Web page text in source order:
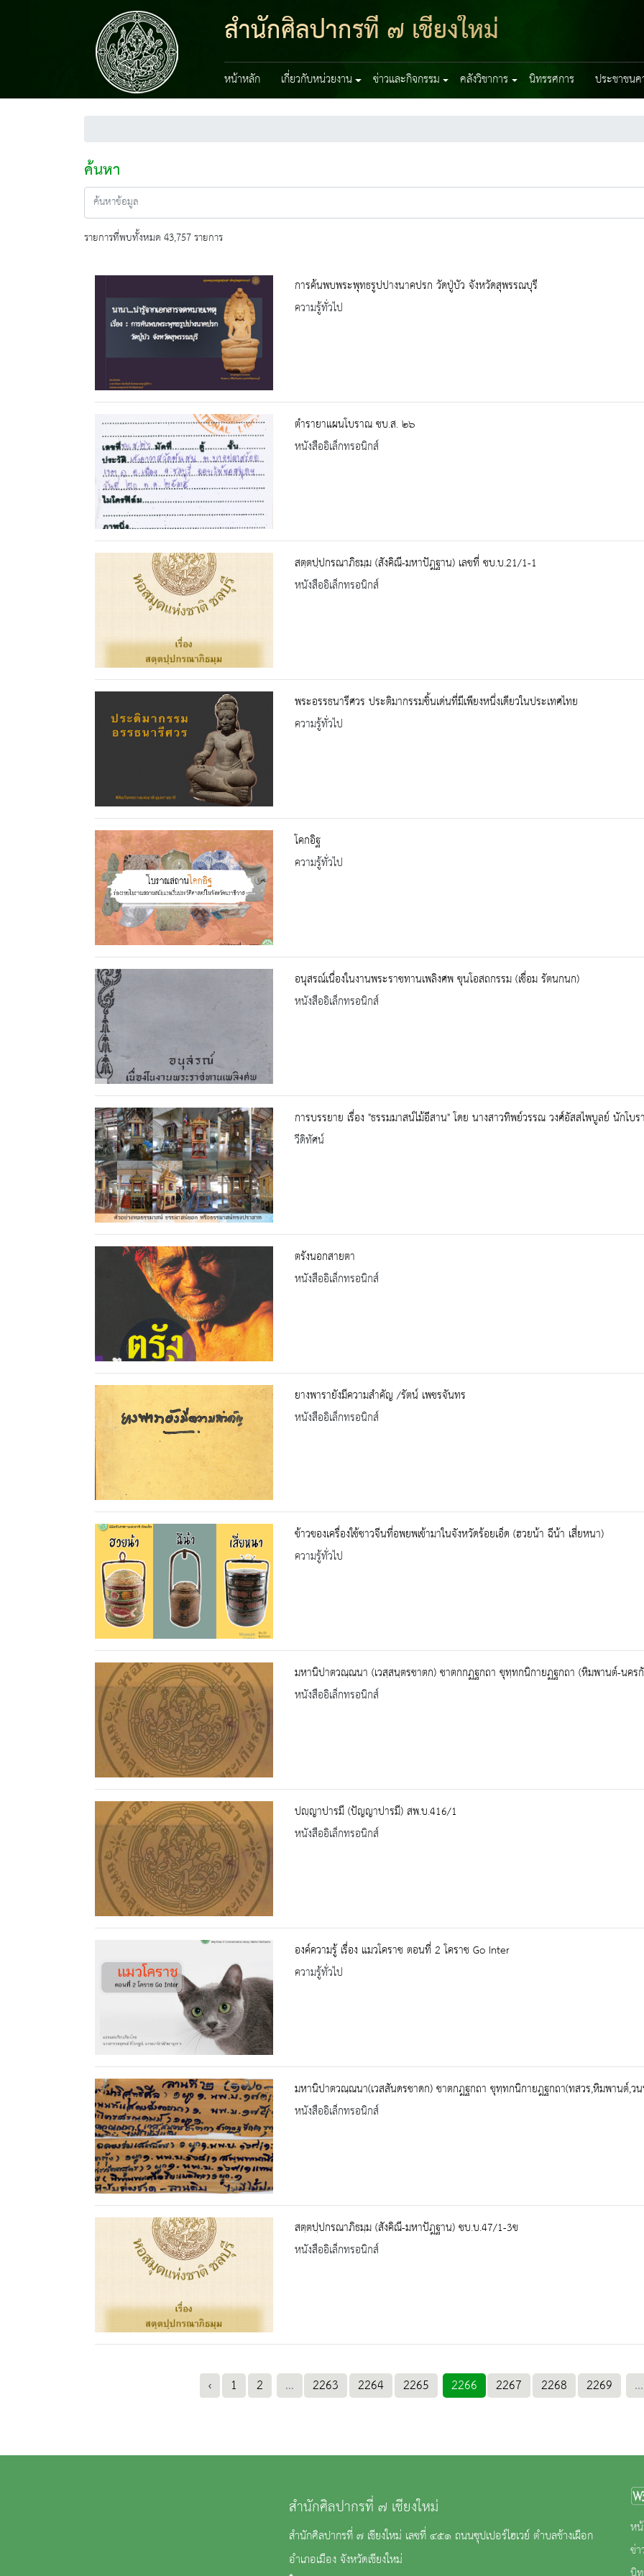
สำนักศิลปากรที่ ๗ เชียงใหม่
หน้าหลัก เกี่ยวกับหน่วยงาน ข่าวและกิจกรรม คลังวิชาการ นิทรรศการ ประชาชน
ค้นหา
รายการที่พบทั้งหมด 43,757 รายการ
การค้นพบพระพุทธรูปปางนาคปรก วัดปู่บัว จังหวัดสุพรรณบุรี
ความรู้ทั่วไป
ตำรายาแผนโบราณ ชบ.ส. ๒๖
หนังสืออิเล็กทรอนิกส์
สตฺตปฺปกรณาภิธมฺม (สังคิณี-มหาปัฎฐาน) เลขที่ ชบ.บ.21/1-1
หนังสืออิเล็กทรอนิกส์
พระอรรธนารีศวร ประติมากรรมชิ้นเด่นที่มีเพียงหนึ่งเดียวในประเทศไทย
ความรู้ทั่วไป
โคกอิฐ
ความรู้ทั่วไป
อนุสรณ์เนื่องในงานพระราชทานเพลิงศพ ขุนโอสถกรรม (เชื่อม รัตนกนก)
หนังสืออิเล็กทรอนิกส์
การบรรยาย เรื่อง "ธรรมมาสน์ไม้อีสาน" โดย นางสาวทิพย์วรรณ วงศ์อัสสไพบูลย์ นักโบ
วีดิทัศน์
ตรังนอกสายตา
หนังสืออิเล็กทรอนิกส์
ยางพารายังมีความสำคัญ /รัตน์ เพชรจันทร
หนังสืออิเล็กทรอนิกส์
ข้าวของเครื่องใช้ชาวจีนที่อพยพเข้ามาในจังหวัดร้อยเอ็ด (ฮวยน้า ฉีน้า เสี่ยหนา)
ความรู้ทั่วไป
มหานิปาตวณฺณนา (เวสฺสนฺตรชาตก) ชาตกกฏฐกถา ขุทฺทกนิกายฏฐกถา (หิมพานต์-นค
หนังสืออิเล็กทรอนิกส์
ปญฺญาปารมี (ปัญญาปารมี) สพ.บ.416/1
หนังสืออิเล็กทรอนิกส์
องค์ความรู้ เรื่อง แมวโคราช ตอนที่ 2 โคราช Go Inter
ความรู้ทั่วไป
มหานิปาตวณฺณนา(เวสสันดรชาดก) ชาตกฎฐกถา ขุทฺทกนิกายฎฐกถา(ทสวร,หิมพานต์,ว
หนังสืออิเล็กทรอนิกส์
สตฺตปฺปกรณาภิธมฺม (สังคิณี-มหาปัฎฐาน) ชบ.บ.47/1-3ข
หนังสืออิเล็กทรอนิกส์
‹ 1 2 ... 2263 2264 2265 2266 2267 2268 2269 ...
สำนักศิลปากรที่ ๗ เชียงใหม่
สำนักศิลปากรที่ ๗ เชียงใหม่ เลขที่ ๔๕๑ ถนนซุปเปอร์ไฮเวย์ ตำบลช้างเผือก
อำเภอเมือง จังหวัดเชียงใหม่
ห
ข่